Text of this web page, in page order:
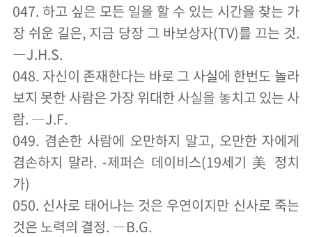
047. 하고 싶은 모든 일을 할 수 있는 시간을 찾는 가
장 쉬운 길은, 지금 당장 그 바보상자(TV)를 끄는 것.
―J.H.S.
048. 자신이 존재한다는 바로 그 사실에 한번도 놀라
보지 못한 사람은 가장 위대한 사실을 놓치고 있는 사
람. ―J.F.
049. 겸손한 사람에 오만하지 말고, 오만한 자에게
겸손하지 말라. -제퍼슨 데이비스(19세기 美 정치
가)
050. 신사로 태어나는 것은 우연이지만 신사로 죽는
것은 노력의 결정. ―B.G.